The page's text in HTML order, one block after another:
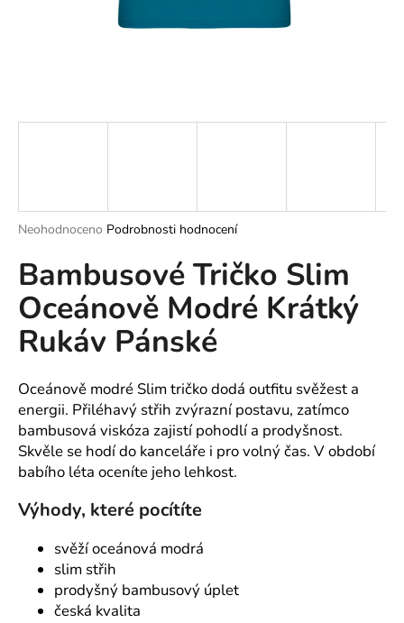
Průměrné
produktu
je
0,0
z
5
hvězdiček.
Neohodnoceno Podrobnosti hodnocení
Bambusové Tričko Slim
Oceánově Modré Krátký
Rukáv Pánské
Oceánově modré Slim tričko dodá outfitu svěžest a
energii. Přiléhavý střih zvýrazní postavu, zatímco
bambusová viskóza zajistí pohodlí a prodyšnost.
Skvěle se hodí do kanceláře i pro volný čas. V období
babího léta oceníte jeho lehkost.
Výhody, které pocítíte
svěží oceánová modrá
slim střih
prodyšný bambusový úplet
česká kvalita
?
HLEDAT
D
o
p
o
u
č
u
j
e
m
e